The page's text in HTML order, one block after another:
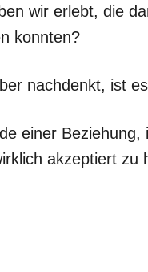
wir erlebt, die
konnten?
nachdenkt, ist
einer
akzeptiert zu